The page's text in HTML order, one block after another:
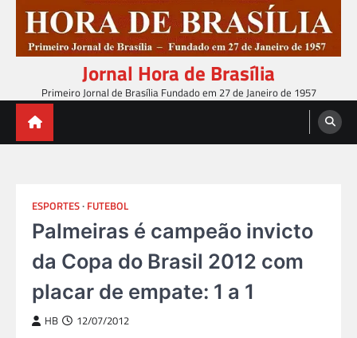
content
Jornal Hora de Brasília
Primeiro Jornal de Brasília Fundado em 27 de Janeiro de 1957
ESPORTES FUTEBOL
Palmeiras é campeão invicto
da Copa do Brasil 2012 com
placar de empate: 1 a 1
HB 12/07/2012